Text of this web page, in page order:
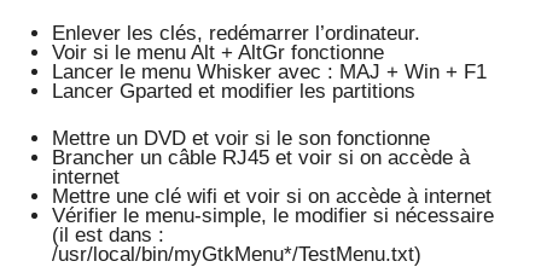
Enlever les clés, redémarrer l’ordinateur.
Voir si le menu Alt + AltGr fonctionne
Lancer le menu Whisker avec : MAJ + Win + F1
Lancer Gparted et modifier les partitions
Mettre un DVD et voir si le son fonctionne
Brancher un câble RJ45 et voir si on accède à
internet
Mettre une clé wifi et voir si on accède à internet
Vérifier le menu-simple, le modifier si nécessaire
(il est dans :
/usr/local/bin/myGtkMenu*/TestMenu.txt)